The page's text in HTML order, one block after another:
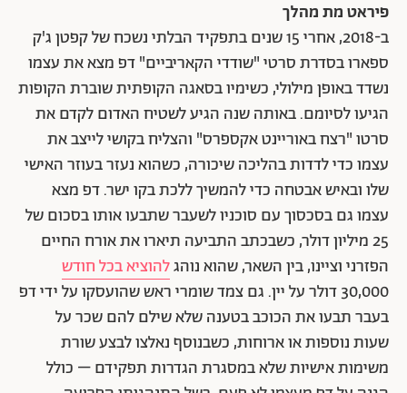
פיראט מת מהלך
ב-2018, אחרי 15 שנים בתפקיד הבלתי נשכח של קפטן ג'ק
ספארו בסדרת סרטי "שודדי הקאריביים" דפ מצא את עצמו
נשדד באופן מילולי, כשימיו בסאגה הקופתית שוברת הקופות
הגיעו לסיומם. באותה שנה הגיע לשטיח האדום לקדם את
סרטו "רצח באוריינט אקספרס" והצליח בקושי לייצב את
עצמו כדי לדדות בהליכה שיכורה, כשהוא נעזר בעוזר האישי
שלו ובאיש אבטחה כדי להמשיך ללכת בקו ישר. דפ מצא
עצמו גם בסכסוך עם סוכניו לשעבר שתבעו אותו בסכום של
25 מיליון דולר, כשבכתב התביעה תיארו את אורח החיים
הפזרני וציינו, בין השאר, שהוא נוהגלהוציא בכל חודש
30,000 דולר על יין. גם צמד שומרי ראש שהועסקו על ידי דפ
בעבר תבעו את הכוכב בטענה שלא שילם להם שכר על
שעות נוספות או ארוחות, כשבנוסף נאלצו לבצע שורת
משימות אישיות שלא במסגרת הגדרות תפקידם – כולל